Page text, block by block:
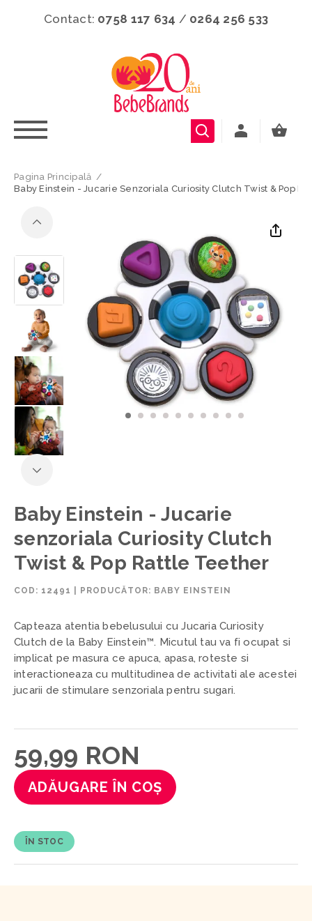
Contact: 0758 117 634 / 0264 256 533
Pagina Principală /
Baby Einstein - Jucarie Senzoriala Curiosity Clutch Twist & Pop
Baby Einstein - Jucarie
senzoriala Curiosity Clutch
Twist & Pop Rattle Teether
COD: 12491 PRODUCĂTOR: BABY EINSTEIN
Capteaza atentia bebelusului cu Jucaria Curiosity
Clutch de la Baby Einstein™. Micutul tau va fi ocupat si
implicat pe masura ce apuca, apasa, roteste si
interactioneaza cu multitudinea de activitati ale acestei
jucarii de stimulare senzoriala pentru sugari.
59,99 RON
ADĂUGARE ÎN COȘ
ÎN STOC